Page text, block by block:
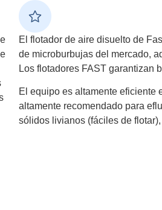
El flotador de aire disuelto de
de microburbujas del mercado,
Los flotadores FAST garantizan
El equipo es altamente eficiente
altamente recomendado para
sólidos livianos (fáciles de